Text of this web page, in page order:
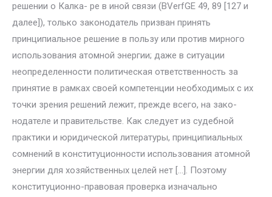
решении о Калка- ре в иной связи (BVerfGE 49, 89 [127 и
далее]), только законодатель при­зван принять
принципиальное решение в пользу или против мирного
использования атомной энергии; даже в ситуации
неопределенности по­литическая ответственность за
принятие в рамках своей компетенции необходимых с их
точки зрения решений лежит, прежде всего, на зако­
нодателе и правительстве. Как следует из судебной
практики и юриди­ческой литературы, принципиальных
сомнений в конституционности использования атомной
энергии для хозяйственных целей нет […]. По­этому
конституционно-правовая проверка изначально